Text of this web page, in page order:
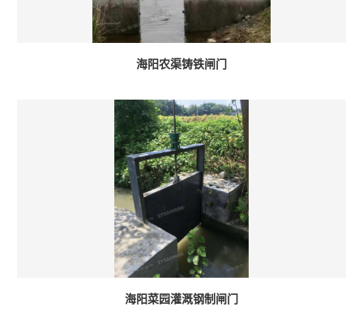
海阳农渠铸铁闸门
海阳菜园灌溉钢制闸门